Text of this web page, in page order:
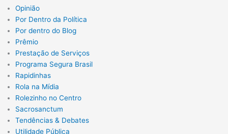
Opinião
Por Dentro da Política
Por dentro do Blog
Prêmio
Prestação de Serviços
Programa Segura Brasil
Rapidinhas
Rola na Mídia
Rolezinho no Centro
Sacrosanctum
Tendências & Debates
Utilidade Pública